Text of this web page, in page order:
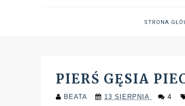
STRONA
PIERŚ GĘSIA
BEATA 13 SIERPNIA 4